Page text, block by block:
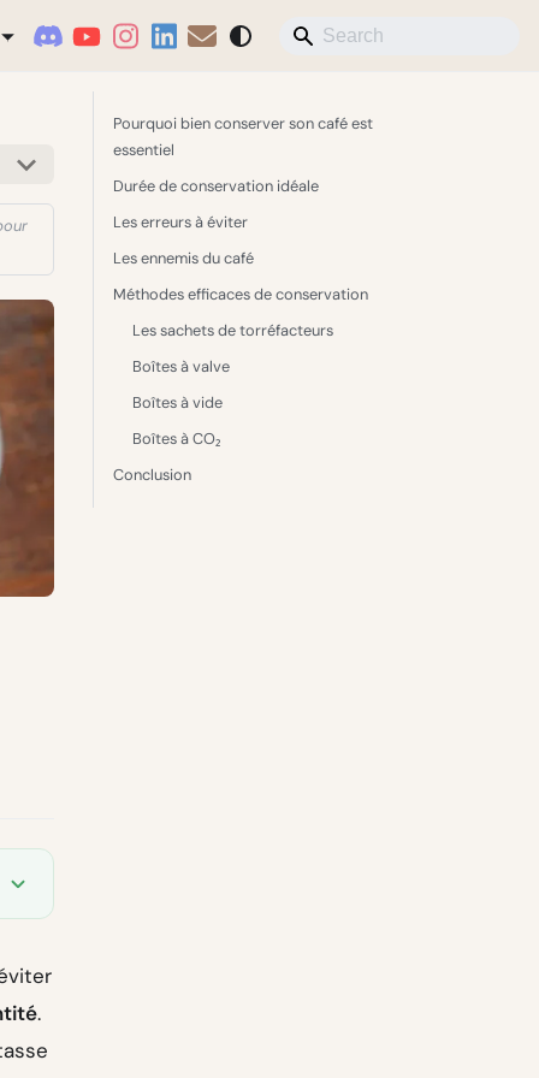
.
Pourquoi bien conserver son café est
essentiel
Durée de conservation idéale
Les erreurs à éviter
Les ennemis du café
Méthodes efficaces de conservation
Les sachets de torréfacteurs
Boîtes à valve
Boîtes à vide
Boîtes à CO₂
Conclusion